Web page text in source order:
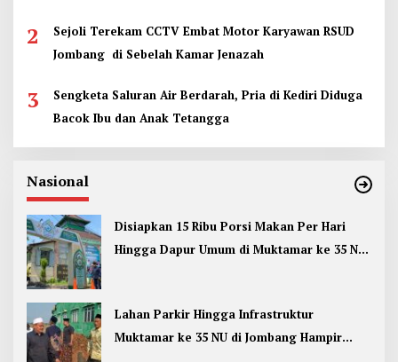
2
Sejoli Terekam CCTV Embat Motor Karyawan RSUD
Jombang di Sebelah Kamar Jenazah
3
Sengketa Saluran Air Berdarah, Pria di Kediri Diduga
Bacok Ibu dan Anak Tetangga
Nasional
Disiapkan 15 Ribu Porsi Makan Per Hari
Hingga Dapur Umum di Muktamar ke 35 NU
Lahan Parkir Hingga Infrastruktur
Muktamar ke 35 NU di Jombang Hampir